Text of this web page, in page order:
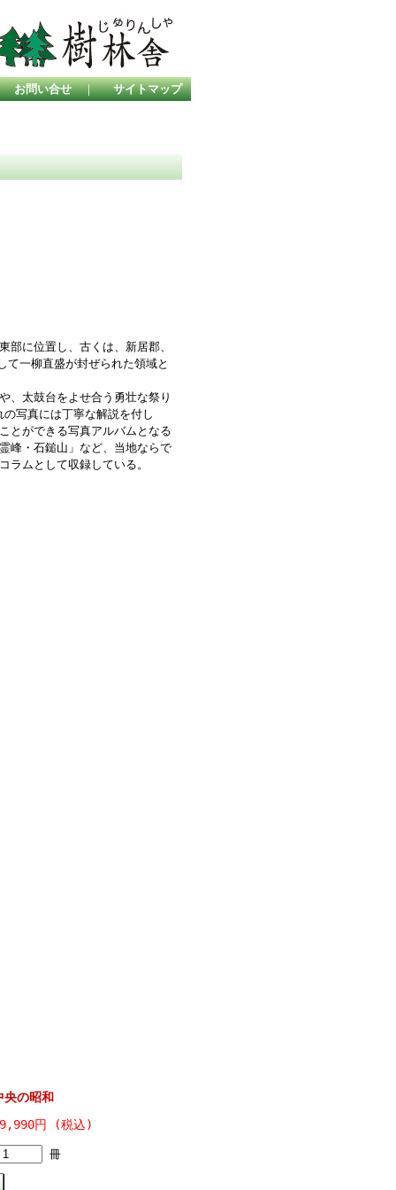
お問い合せ ｜ サイトマップ
に位置し、古くは、新居郡、
一柳直盛が封ぜられた領域と
、太鼓台をよせ合う勇壮な祭り
写真には丁寧な解説を付し
とができる写真アルバムとなる
峰・石鎚山」など、当地ならで
ラムとして収録している。
央の昭和
9,990円 (税込)
冊